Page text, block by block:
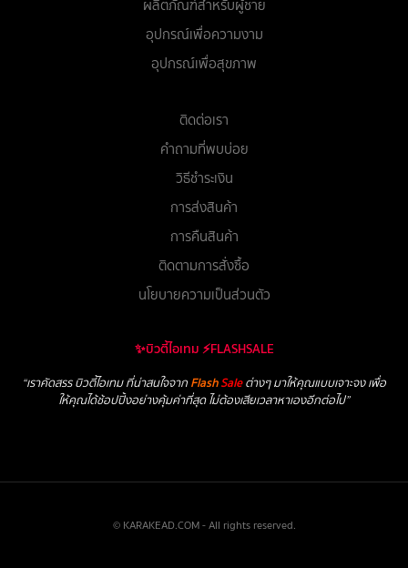
ผลิตภัณฑ์สำหรับผู้ชาย
อุปกรณ์เพื่อความงาม
อุปกรณ์เพื่อสุขภาพ
ติดต่อเรา
คำถามที่พบบ่อย
วิธีชำระเงิน
การส่งสินค้า
การคืนสินค้า
ติดตามการสั่งซื้อ
นโยบายความเป็นส่วนตัว
✨บิวตี้ไอเทม ⚡FLASHSALE
“เราคัดสรร บิวตี้ไอเทม ที่น่าสนใจจาก FlashSaleต่างๆ มาให้คุณแบบเจาะจง เพื่อ
ให้คุณได้ช้อปปิ้งอย่างคุ้มค่าที่สุด ไม่ต้องเสียเวลาหาเองอีกต่อไป”
© KARAKEAD.COM - All rights reserved.